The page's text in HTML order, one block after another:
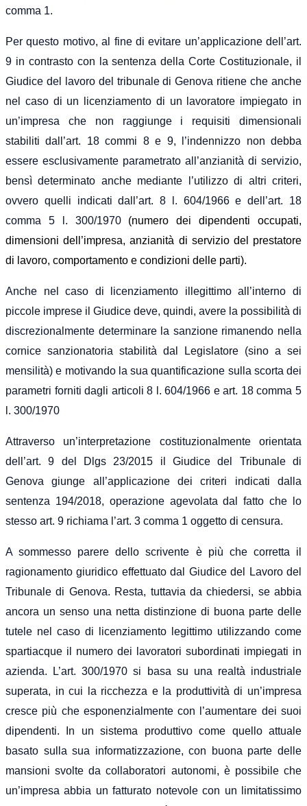
comma 1.
Per questo motivo, al fine di evitare un’applicazione dell’art.
9 in contrasto con la sentenza della Corte Costituzionale, il
Giudice del lavoro del tribunale di Genova ritiene che anche
nel caso di un licenziamento di un lavoratore impiegato in
un’impresa che non raggiunge i requisiti dimensionali
stabiliti dall’art. 18 commi 8 e 9, l’indennizzo non debba
essere esclusivamente parametrato all’anzianità di servizio,
bensì determinato anche mediante l’utilizzo di altri criteri,
ovvero quelli indicati dall’art. 8 l. 604/1966 e dell’art. 18
comma 5 l. 300/1970 (numero dei dipendenti occupati,
dimensioni dell’impresa, anzianità di servizio del prestatore
di lavoro, comportamento e condizioni delle parti).
Anche nel caso di licenziamento illegittimo all’interno di
piccole imprese il Giudice deve, quindi, avere la possibilità di
discrezionalmente determinare la sanzione rimanendo nella
cornice sanzionatoria stabilità dal Legislatore (sino a sei
mensilità) e motivando la sua quantificazione sulla scorta dei
parametri forniti dagli articoli 8 l. 604/1966 e art. 18 comma 5
l. 300/1970
Attraverso un’interpretazione costituzionalmente orientata
dell’art. 9 del Dlgs 23/2015 il Giudice del Tribunale di
Genova giunge all’applicazione dei criteri indicati dalla
sentenza 194/2018, operazione agevolata dal fatto che lo
stesso art. 9 richiama l’art. 3 comma 1 oggetto di censura.
A sommesso parere dello scrivente è più che corretta il
ragionamento giuridico effettuato dal Giudice del Lavoro del
Tribunale di Genova. Resta, tuttavia da chiedersi, se abbia
ancora un senso una netta distinzione di buona parte delle
tutele nel caso di licenziamento legittimo utilizzando come
spartiacque il numero dei lavoratori subordinati impiegati in
azienda. L’art. 300/1970 si basa su una realtà industriale
superata, in cui la ricchezza e la produttività di un’impresa
cresce più che esponenzialmente con l’aumentare dei suoi
dipendenti. In un sistema produttivo come quello attuale
basato sulla sua informatizzazione, con buona parte delle
mansioni svolte da collaboratori autonomi, è possibile che
un’impresa abbia un fatturato notevole con un limitatissimo